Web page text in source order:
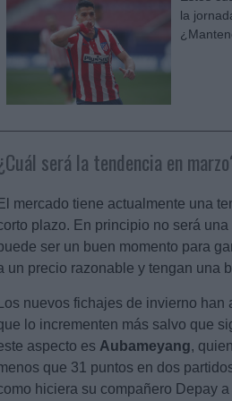
la
será la tendencia en
El mercado tiene actualmente una
plazo. En principio no será
ser un buen momento para
un precio razonable y tengan una
Los nuevos fichajes de invierno
lo incrementen más salvo que
aspecto es Aubameyang,
que 31 puntos en dos
hiciera su compañero Depay